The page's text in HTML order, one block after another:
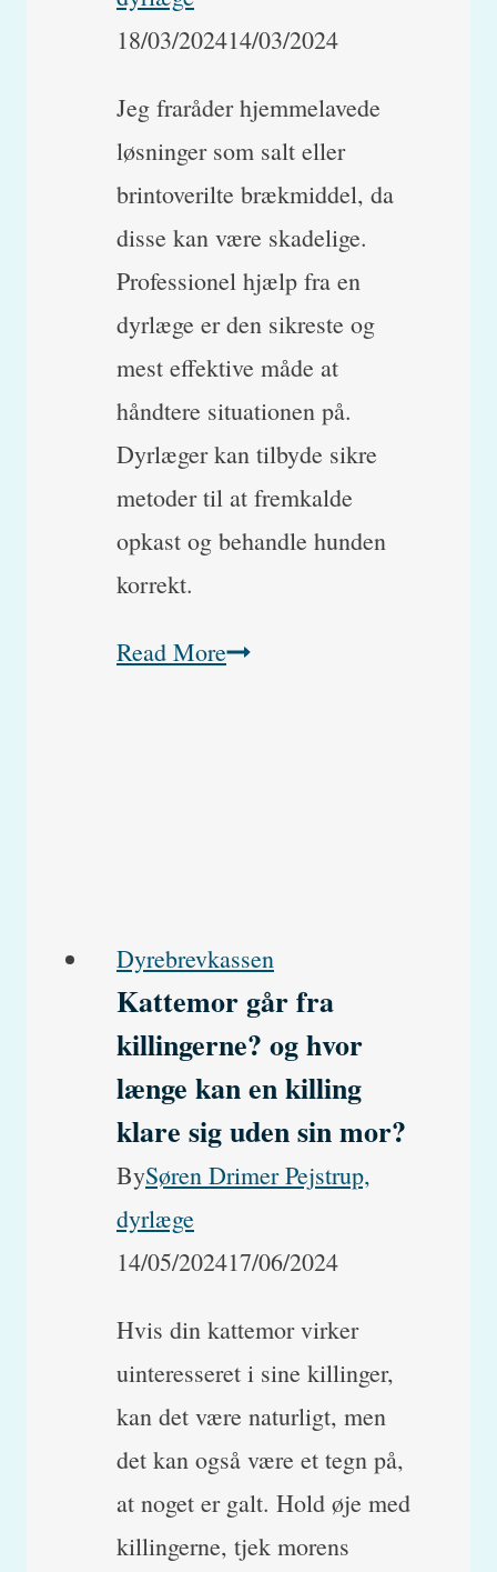
18/03/202414/03/2024
Jeg fraråder hjemmelavede
løsninger som salt eller
brintoverilte brækmiddel, da
disse kan være skadelige.
Professionel hjælp fra en
dyrlæge er den sikreste og
mest effektive måde at
håndtere situationen på.
Dyrlæger kan tilbyde sikre
metoder til at fremkalde
opkast og behandle hunden
korrekt.
Read MoreHvordan
brække
sig
med
hjemmelavet
brækmiddel?
Dyrebrevkassen
Kattemor går fra
killingerne? og hvor
længe kan en killing
klare sig uden sin mor?
BySøren Drimer Pejstrup,
dyrlæge
14/05/202417/06/2024
Hvis din kattemor virker
uinteresseret i sine killinger,
kan det være naturligt, men
det kan også være et tegn på,
at noget er galt. Hold øje med
killingerne, tjek morens